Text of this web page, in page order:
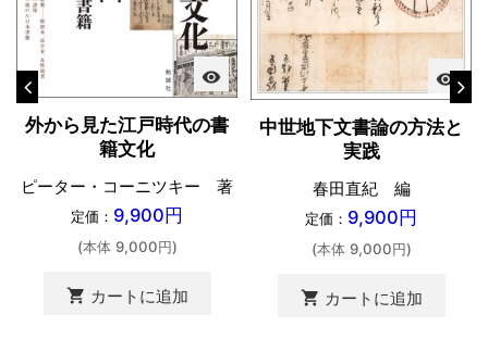
visibility
外から見た江戸時代の書
籍文化
ピーター・コーニツキー 著
定価： 9,900円
(本体 9,000円)
shopping_cart カートに追加
visibility
中世地下文書論の方法と
実践
春田直紀 編
定価： 9,900円
(本体 9,000円)
shopping_cart カートに追加